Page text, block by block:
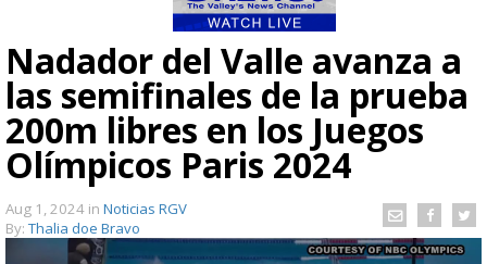
Nadador del Valle avanza a
las semifinales de la prueba
200m libres en los Juegos
Olímpicos Paris 2024
Aug 1, 2024 in Noticias RGV
By: Thalia doe Bravo